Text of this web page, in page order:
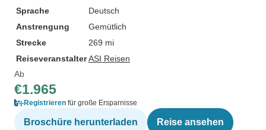
Sprache
Deutsch
Anstrengung
Gemütlich
Strecke
269 mi
ReiseveranstalterASI Reisen
Ab
€1.965
Registrieren für große Ersparnisse
Broschüre herunterladen Reise ansehen